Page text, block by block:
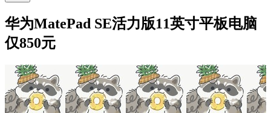
华为MatePad SE活力版11英寸平板电脑
仅850元